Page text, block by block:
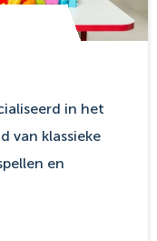
in het
van klassieke
en